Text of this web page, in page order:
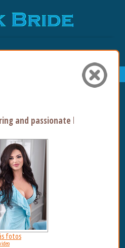
and passionate lover. I a...
fotos